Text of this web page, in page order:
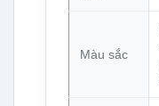
Màu sắc